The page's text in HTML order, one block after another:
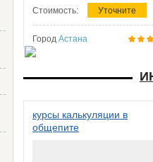
Стоимость: Уточните
Город Астана
курсы калькуляции в
общепите